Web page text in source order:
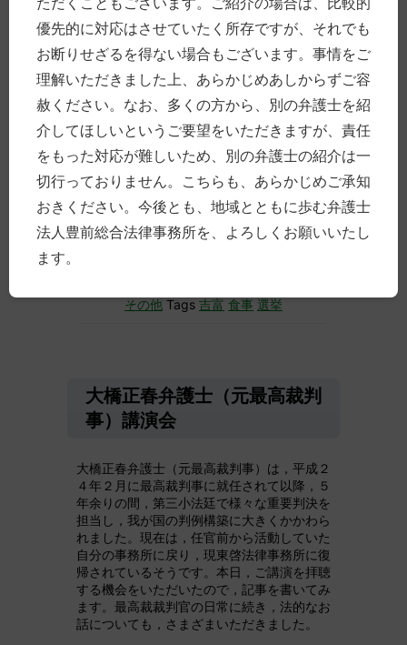
その他 Tags 吉富 食事 選挙
大橋正春弁護士（元最高裁判
事）講演会
大橋正春弁護士（元最高裁判事）は，平成２
４年２月に最高裁判事に就任されて以降，５
年余りの間，第三小法廷で様々な重要判決を
担当し，我が国の判例構築に大きくかかわら
れました。現在は，任官前から活動していた
自分の事務所に戻り，現東啓法律事務所に復
帰されているそうです。本日，ご講演を拝聴
する機会をいただいたので，記事を書いてみ
ます。最高裁裁判官の日常に続き，法的なお
話についても，さまざまいただきました。
優先的に対応はさせていたく所存ですが、それでも
お断りせざるを得ない場合もございます。事情をご
理解いただきました上、あらかじめあしからずご容
赦ください。なお、多くの方から、別の弁護士を紹
介してほしいというご要望をいただきますが、責任
をもった対応が難しいため、別の弁護士の紹介は一
切行っておりません。こちらも、あらかじめご承知
おきください。今後とも、地域とともに歩む弁護士
法人豊前総合法律事務所を、よろしくお願いいたし
ます。